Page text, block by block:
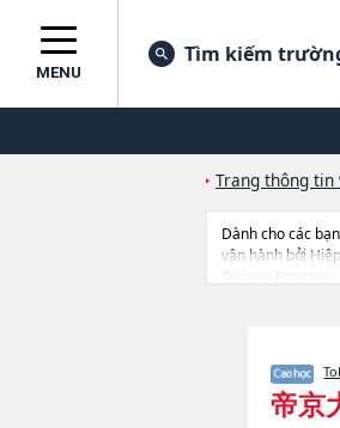
MENU
Tìm kiếm
Trang thông tin
Dành cho các
vận hành bởi
Degree
帝京